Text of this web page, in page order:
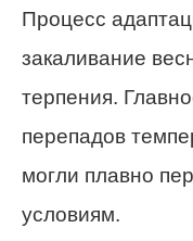
Процесс
закаливание
терпения.
перепадов
могли плавно
условиям.